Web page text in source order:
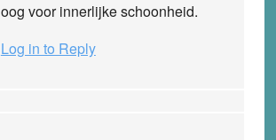
oog voor innerlijke schoonheid.
Log in to Reply